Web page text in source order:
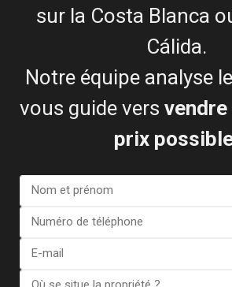
Précédent
€ 749.000
Villa à Orihuela Costa –
Chambres :3 Salles de bains :3 Taille:
Garder
sur la Costa Blanca
Cálida.
Notre équipe analyse
vous guide vers
prix